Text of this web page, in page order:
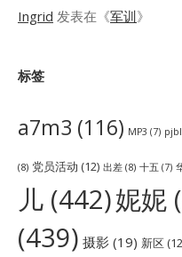
Ingrid 发表在《军训》
标签
a7m3 (116) MP3 (7)
(8) 党员活动 (12) 出差 (8) 十五 (7)
儿 (442)妮妮
(439) 摄影 (19) 新区